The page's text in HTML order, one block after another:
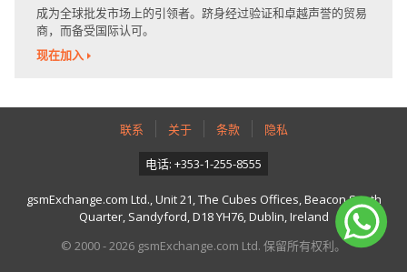
成为全球批发市场上的引领者。跻身经过验证和卓越声誉的贸易
商，而备受国际认可。
现在加入
联系 关于 条款 隐私
电话: +353-1-255-8555
gsmExchange.com Ltd., Unit 21, The Cubes Offices, Beacon South
Quarter, Sandyford, D18 YH76, Dublin, Ireland
© 2000 - 2026 gsmExchange.com Ltd. 保留所有权利。